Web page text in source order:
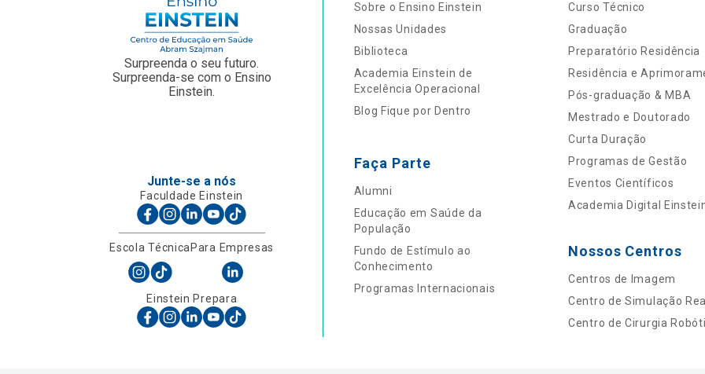
Surpreenda o seu futuro.
Surpreenda-se com o Ensino
Einstein.
Junte-se a nós
Faculdade Einstein
Escola TécnicaPara Empresas
Einstein Prepara
Sobre o Ensino Einstein
Nossas Unidades
Biblioteca
Academia Einstein de
Excelência Operacional
Blog Fique por Dentro
Faça Parte
Alumni
Educação em Saúde da
População
Fundo de Estímulo ao
Conhecimento
Programas Internacionais
Curso Técnico
Graduação
Preparatório Residência
Residência e
Pós-graduação & MBA
Mestrado e Doutorado
Curta Duração
Programas de Gestão
Eventos Científicos
Academia Digital
Nossos Centros
Centros de Imagem
Centro de Simulação
Centro de Cirurgia